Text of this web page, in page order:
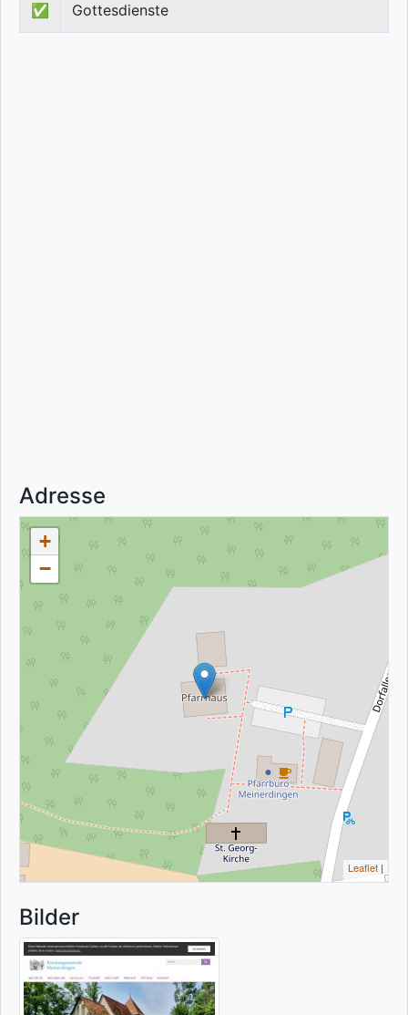
✅ Gottesdienste
Adresse
+
−
Leaflet |
Bilder